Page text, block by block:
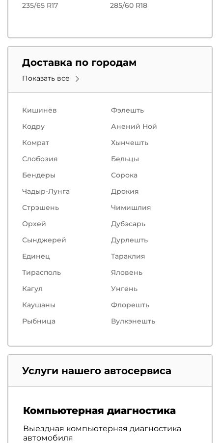
235/65 R17
285/60 R18
Доставка по городам
Показать все
Кишинёв
Фэлешть
Кодру
Анений Ной
Комрат
Хынчешть
Слобозия
Бельцы
Бендеры
Сорокa
Чадыр-Лунга
Дрокия
Стрэшень
Чимишлия
Орхей
Дубэсарь
Сынджерей
Дурлешть
Единец
Тараклия
Тирасполь
Яловень
Кагул
Унгень
Каушаны
Флорешть
Рыбница
Вулкэнешть
Услуги нашего автосервиса
Компьютерная диагностика
Выездная компьютерная диагностика
автомобиля